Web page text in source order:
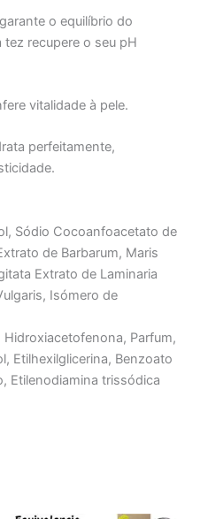
o equilíbrio do
recupere o seu pH
vitalidade à pele.
perfeitamente,
Sódio Cocoanfoacetato de
de Barbarum, Maris
Extrato de Laminaria
Isómero de
Parfum,
Etilhexilglicerina, Benzoato
Etilenodiamina trissódica